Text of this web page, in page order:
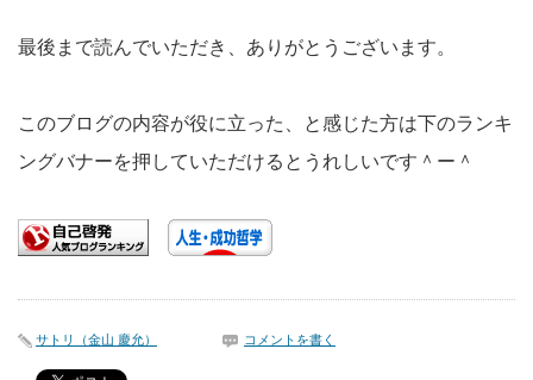
最後まで読んでいただき、ありがとうございます。
このブログの内容が役に立った、と感じた方は下のランキ
ングバナーを押していただけるとうれしいです＾ー＾
サトリ（金山 慶允） コメントを書く